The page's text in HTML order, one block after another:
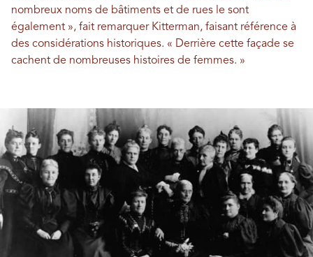
nombreux noms de bâtiments et de rues le sont
également », fait remarquer Kitterman, faisant référence à
des considérations historiques. « Derrière cette façade se
cachent de nombreuses histoires de femmes. »